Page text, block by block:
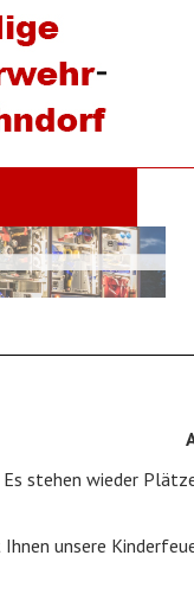
stehen wieder
unsere